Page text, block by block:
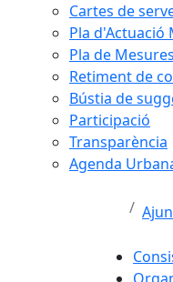
Cartes de
Pla d'Actuació
Pla de
Retiment de
Bústia de
Participació
Transparència
Agenda